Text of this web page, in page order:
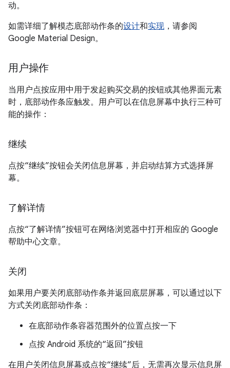
动。
如需详细了解模态底部动作条的设计和实现 ，请参阅
Google Material Design。
用户操作
当用户点按应用中用于发起购买交易的按钮或其他界面元素
时，底部动作条应触发。用户可以在信息屏幕中执行三种可
能的操作：
继续
点按“继续”按钮会关闭信息屏幕，并启动结算方式选择屏
幕。
了解详情
点按“了解详情”按钮可在网络浏览器中打开相应的 Google
帮助中心文章。
关闭
如果用户要关闭底部动作条并返回底层屏幕，可以通过以下
方式关闭底部动作条：
在底部动作条容器范围外的位置点按一下
点按 Android 系统的“返回”按钮
在用户关闭信息屏幕或点按“继续”后，无需再次显示信息屏